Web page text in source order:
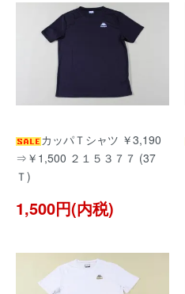
カッパＴシャツ ￥3,190
⇒￥1,500 ２１５３７７ (37
Ｔ)
1,500円(内税)